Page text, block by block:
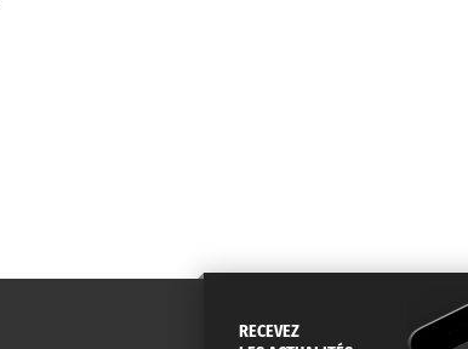
RECEVEZ